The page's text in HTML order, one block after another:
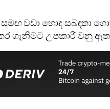
වඩා හොඳ සබඳතා
ගැනීමට උපකාරී වනු